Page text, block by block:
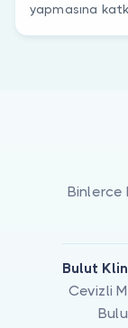
yapmasına
Binlerce
Bulut
Cevizli